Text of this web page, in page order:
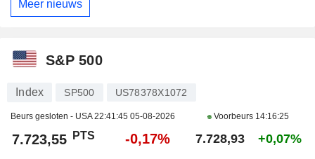
Meer nieuws
S&P 500
Index SP500 US78378X1072
Beurs gesloten - USA22:41:45 05-08-2026 Voorbeurs 14:16:25
7.723,55 PTS -0,17% 7.728,93 +0,07%